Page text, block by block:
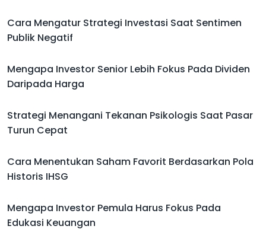
Cara Mengatur Strategi Investasi Saat Sentimen
Publik Negatif
Mengapa Investor Senior Lebih Fokus Pada Dividen
Daripada Harga
Strategi Menangani Tekanan Psikologis Saat Pasar
Turun Cepat
Cara Menentukan Saham Favorit Berdasarkan Pola
Historis IHSG
Mengapa Investor Pemula Harus Fokus Pada
Edukasi Keuangan